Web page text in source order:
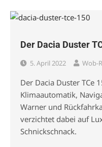
Der Dacia Duster
5. April 2022 Wob-
Der Dacia Duster TCe
Klimaautomatik,
Warner und
verzichtet dabei auf
Schnickschnack.